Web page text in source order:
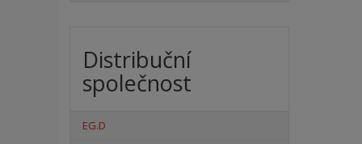
Distribuční
společnost
EG.D